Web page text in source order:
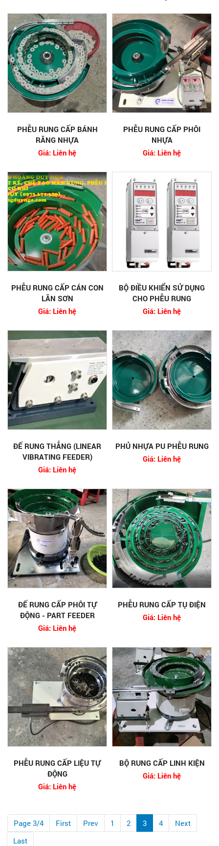
PHỄU RUNG CẤP BÁNH
RĂNG NHỰA
Giá: Liên hệ
PHỄU RUNG CẤP PHÔI
NHỰA
Giá: Liên hệ
PHỄU RUNG CẤP CÁN CON
LĂN SƠN
Giá: Liên hệ
BỘ ĐIỀU KHIỂN SỬ DỤNG
CHO PHỄU RUNG
Giá: Liên hệ
ĐẾ RUNG THẲNG (LINEAR
VIBRATING FEEDER)
Giá: Liên hệ
PHỦ NHỰA PU PHỄU RUNG
Giá: Liên hệ
ĐẾ RUNG CẤP PHÔI TỰ
ĐỘNG - PART FEEDER
Giá: Liên hệ
PHỄU RUNG CẤP TỤ ĐIỆN
Giá: Liên hệ
PHỄU RUNG CẤP LIỆU TỰ
ĐỘNG
Giá: Liên hệ
BỘ RUNG CẤP LINH KIỆN
Giá: Liên hệ
Page 3/4 First Prev 1 2 3 4
Next
Last